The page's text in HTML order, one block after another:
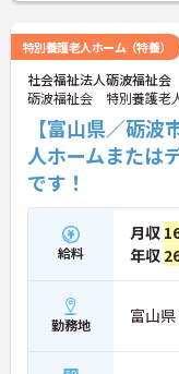
特別養護老人ホーム（特養）
社会福祉法人砺波福祉
砺波福祉会 特別養護老
【富山県／砺
人ホームまたは
です！
給料
月収
年収
勤務地 富山